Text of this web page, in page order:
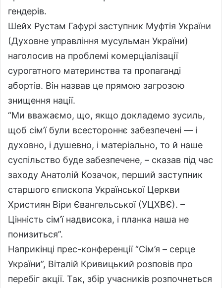
гендерів.
Шейх Рустам Гафурі заступник Муфтія України
(Духовне управління мусульман України)
наголосив на проблемі комерціалізації
сурогатного материнства та пропаганді
абортів. Він назвав це прямою загрозою
знищення нації.
“Ми вважаємо, що, якщо докладемо зусиль,
щоб сім’ї були всестороннє забезпечені — і
духовно, і душевно, і матеріально, то й наше
суспільство буде забезпечене, – сказав під час
заходу Анатолій Козачок, перший заступник
старшого єпископа Української Церкви
Християн Віри Євангельської (УЦХВЄ). –
Цінність сім’ї надвисока, і планка наша не
понизиться”.
Наприкінці прес-конференції “Сім’я – серце
України”, Віталій Кривицький розповів про
перебіг акції. Так, збір учасників розпочнеться